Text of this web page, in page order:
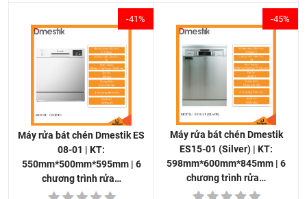
-41%
Máy rửa bát chén Dmestik ES
08-01 | KT:
550mm*500mm*595mm | 6
chương trình rửa…
-45%
Máy rửa bát chén Dmestik
ES15-01 (Silver) | KT:
598mm*600mm*845mm | 6
chương trình rửa…